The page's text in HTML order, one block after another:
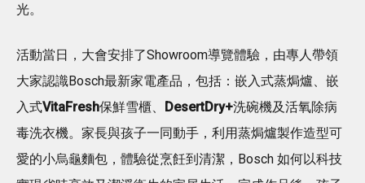
光。
活動當日，大會安排了Showroom導覽體驗，由專人帶領
大家認識Bosch最新家電產品，包括：嵌入式蒸焗爐、嵌
入式VitaFresh保鮮雪櫃、 DesertDry+洗碗機及活氧除病
毒洗衣機。家長與孩子一同動手，利用蒸焗爐製作造型可
愛的小烏龜麵包，體驗從烹飪到清潔，Bosch 如何以科技